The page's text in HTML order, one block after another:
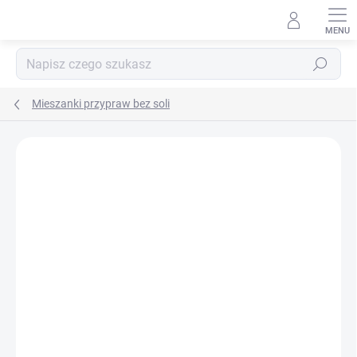
Szukaj
Mieszanki przypraw bez soli